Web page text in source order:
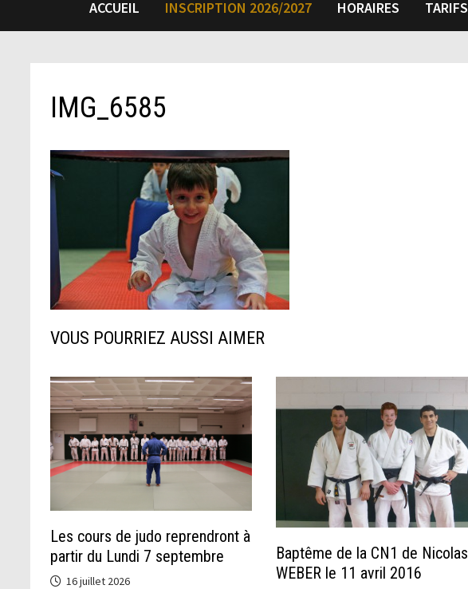
ACCUEIL INSCRIPTION 2026/2027 HORAIRES TARIFS
IMG_6585
VOUS POURRIEZ AUSSI AIMER
Les cours de judo reprendront à
partir du Lundi 7 septembre
16 juillet 2026
Baptême de la CN1 de Nicolas
WEBER le 11 avril 2016